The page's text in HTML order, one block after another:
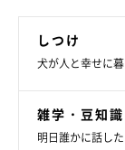
しつけ
犬が人と幸せに
雑学・豆知識
明日誰かに話し